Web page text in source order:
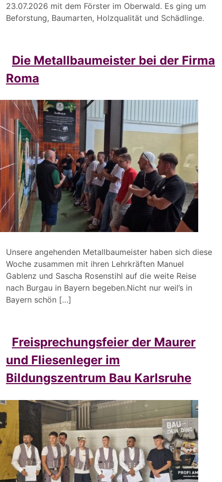
23.07.2026 mit dem Förster im Oberwald. Es ging um
Beforstung, Baumarten, Holzqualität und Schädlinge.
Die Metallbaumeister bei der Firma
Roma
Unsere angehenden Metallbaumeister haben sich diese
Woche zusammen mit ihren Lehrkräften Manuel
Gablenz und Sascha Rosenstihl auf die weite Reise
nach Burgau in Bayern begeben.Nicht nur weil’s in
Bayern schön […]
Freisprechungsfeier der Maurer
und Fliesenleger im
Bildungszentrum Bau Karlsruhe